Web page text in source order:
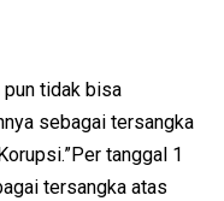
pun tidak bisa
sebagai tersangka
tanggal 1
tersangka atas